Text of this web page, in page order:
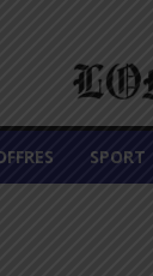
SPORT